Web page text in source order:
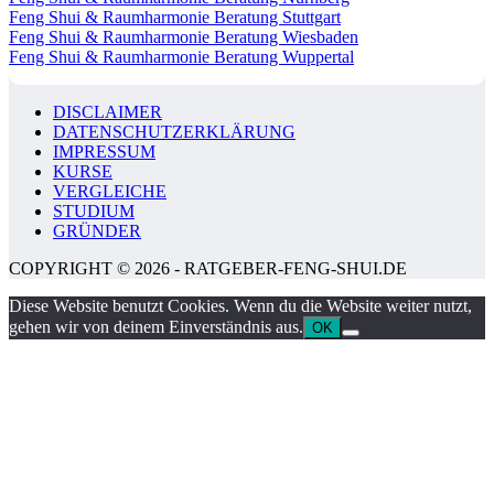
Feng Shui & Raumharmonie Beratung Stuttgart
Feng Shui & Raumharmonie Beratung Wiesbaden
Feng Shui & Raumharmonie Beratung Wuppertal
DISCLAIMER
DATENSCHUTZERKLÄRUNG
IMPRESSUM
KURSE
VERGLEICHE
STUDIUM
GRÜNDER
COPYRIGHT © 2026 - RATGEBER-FENG-SHUI.DE
Diese Website benutzt Cookies. Wenn du die Website weiter nutzt,
gehen wir von deinem Einverständnis aus. OK